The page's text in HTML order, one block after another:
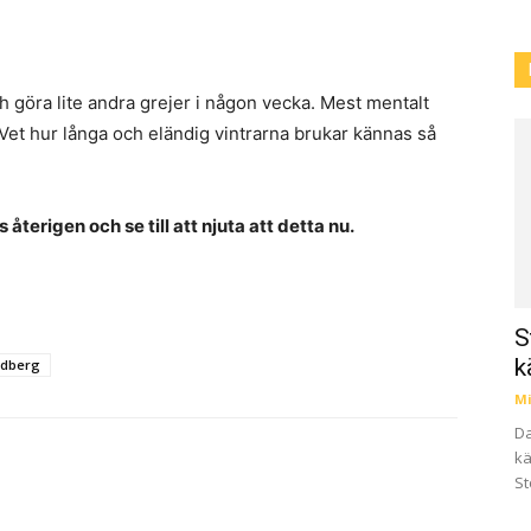
göra lite andra grejer i någon vecka. Mest mentalt
hur långa och eländig vintrarna brukar kännas så
och se till att njuta att detta nu.